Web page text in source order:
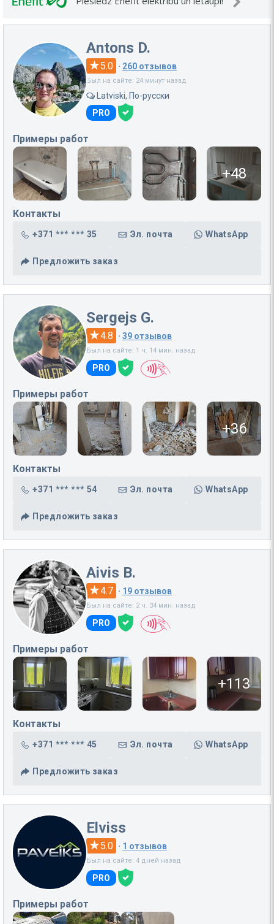
Antons D.
5.0 · 260 отзывов
Был на сайте: 24 минут назад
Latviski, По-русски
PRO
Примеры работ
+48
Контакты
+371 *** *** 35 Эл. почта WhatsApp
Предложить заказ
Sergejs G.
4.8 · 39 отзывов
Был на сайте: 1 ч. 14 мин. назад
PRO
Примеры работ
+36
Контакты
+371 *** *** 54 Эл. почта WhatsApp
Предложить заказ
Aivis B.
4.7 · 19 отзывов
Был на сайте: 2 ч. 34 мин. назад
PRO
Примеры работ
+113
Контакты
+371 *** *** 45 Эл. почта WhatsApp
Предложить заказ
Elviss
5.0 · 1 отзывов
Был на сайте: 4 дней назад
PRO
Примеры работ